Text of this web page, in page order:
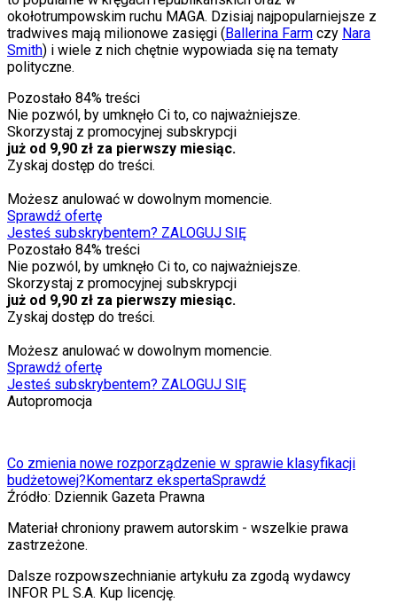
okołotrumpowskim ruchu MAGA. Dzisiaj najpopularniejsze z
tradwives mają milionowe zasięgi (Ballerina Farm czy Nara
Smith) i wiele z nich chętnie wypowiada się na tematy
polityczne.
Pozostało 84% treści
Nie pozwól, by umknęło Ci to, co najważniejsze.
Skorzystaj z promocyjnej subskrypcji
już od 9,90 zł za pierwszy miesiąc.
Zyskaj dostęp do treści.
Możesz anulować w dowolnym momencie.
Sprawdź ofertę
Jesteś subskrybentem? ZALOGUJ SIĘ
Pozostało 84% treści
Nie pozwól, by umknęło Ci to, co najważniejsze.
Skorzystaj z promocyjnej subskrypcji
już od 9,90 zł za pierwszy miesiąc.
Zyskaj dostęp do treści.
Możesz anulować w dowolnym momencie.
Sprawdź ofertę
Jesteś subskrybentem? ZALOGUJ SIĘ
Autopromocja
Co zmienia nowe rozporządzenie w sprawie klasyfikacji
budżetowej?Komentarz ekspertaSprawdź
Źródło: Dziennik Gazeta Prawna
Materiał chroniony prawem autorskim - wszelkie prawa
zastrzeżone.
Dalsze rozpowszechnianie artykułu za zgodą wydawcy
INFOR PL S.A. Kup licencję.